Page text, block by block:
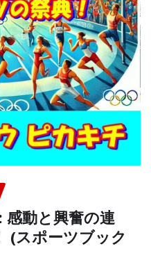
動と興奮の連
(スポーツブック